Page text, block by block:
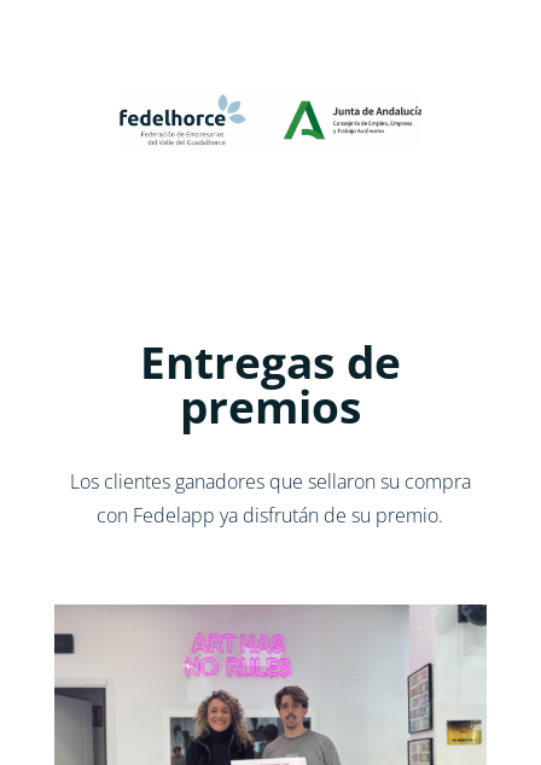
Entregas de
premios
Los clientes ganadores que sellaron su compra
con Fedelapp ya disfrután de su premio.